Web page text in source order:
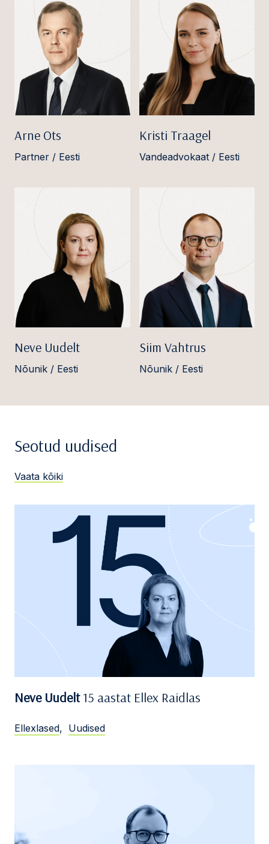
Arne Ots
Partner / Eesti
Kristi Traagel
Vandeadvokaat / Eesti
Neve Uudelt
Nõunik / Eesti
Siim Vahtrus
Nõunik / Eesti
Seotud uudised
Vaata kõiki
Neve Uudelt15 aastat Ellex Raidlas
Ellexlased, Uudised